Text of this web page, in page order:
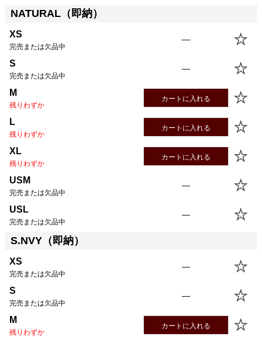
NATURAL（即納）
XS
完売または欠品中
—
S
完売または欠品中
—
M
残りわずか
カートに入れる
L
残りわずか
カートに入れる
XL
残りわずか
カートに入れる
USM
完売または欠品中
—
USL
完売または欠品中
—
S.NVY（即納）
XS
完売または欠品中
—
S
完売または欠品中
—
M
残りわずか
カートに入れる